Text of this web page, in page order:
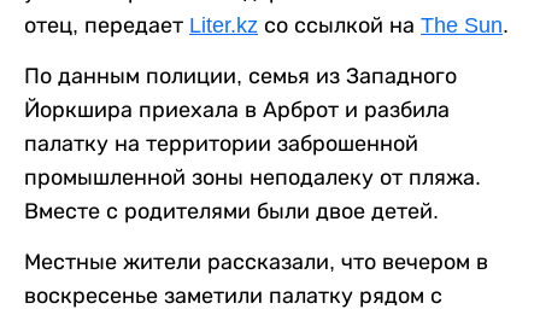
отец, передает Liter.kz со ссылкой на The Sun.
По данным полиции, семья из Западного
Йоркшира приехала в Арброт и разбила
палатку на территории заброшенной
промышленной зоны неподалеку от пляжа.
Вместе с родителями были двое детей.
Местные жители рассказали, что вечером в
воскресенье заметили палатку рядом с